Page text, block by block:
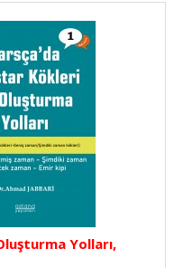
Yolları,